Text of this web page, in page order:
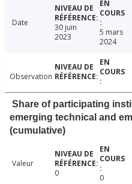
Date
30 juin
2023
5 mars
2024
Observation
Share of participating
emerging technical and
(cumulative)
Valeur
0
0